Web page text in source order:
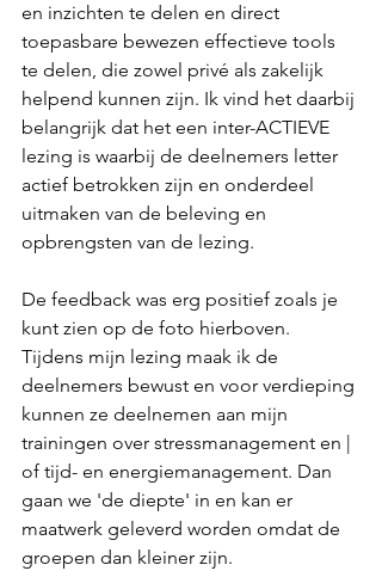
en inzichten te delen en direct
toepasbare bewezen effectieve tools
te delen, die zowel privé als zakelijk
helpend kunnen zijn. Ik vind het daarbij
belangrijk dat het een inter-ACTIEVE
lezing is waarbij de deelnemers letter
actief betrokken zijn en onderdeel
uitmaken van de beleving en
opbrengsten van de lezing.
De feedback was erg positief zoals je
kunt zien op de foto hierboven.
Tijdens mijn lezing maak ik de
deelnemers bewust en voor verdieping
kunnen ze deelnemen aan mijn
trainingen over stressmanagement en |
of tijd- en energiemanagement. Dan
gaan we 'de diepte' in en kan er
maatwerk geleverd worden omdat de
groepen dan kleiner zijn.